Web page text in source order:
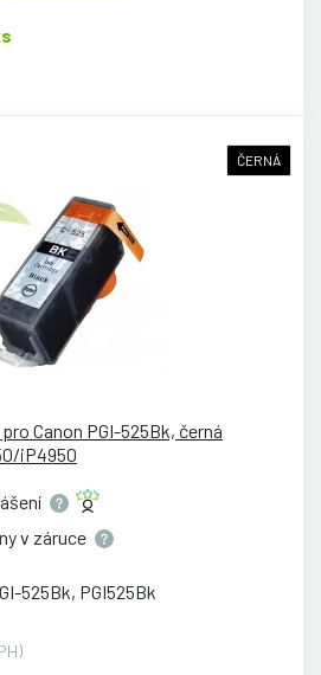
ČERNÁ
Canon PGI-525Bk, černá
iP4950
v záruce
525Bk, PGI525Bk